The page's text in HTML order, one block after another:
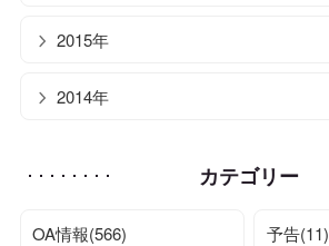
2015年
2014年
カテゴリー
OA情報(566) 予告(11)